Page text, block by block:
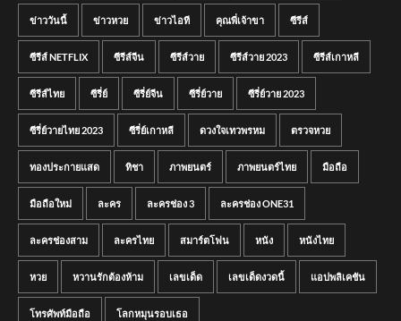
ข่าววันนี้ ข่าวหวย ข่าวไอที คุณพี่เจ้าขา ซีรีส์
ซีรีส์ NETFLIX ซีรีส์จีน ซีรีส์วาย ซีรีส์วาย 2023 ซีรีส์เกาหลี
ซีรีส์ไทย ซีรี่ย์ ซีรี่ย์จีน ซีรี่ย์วาย ซีรี่ย์วาย 2023
ซีรี่ย์วายไทย 2023 ซีรี่ย์เกาหลี ดวงใจเทวพรหม ตรวจหวย
ทองประกายแสด ทิชา ภาพยนตร์ ภาพยนตร์ไทย มือถือ
มือถือใหม่ ละคร ละครช่อง 3 ละครช่อง ONE31
ละครช่องสาม ละครไทย สมาร์ตโฟน หนัง หนังไทย
หวย หวานรักต้องห้าม เลขเด็ด เลขเด็ดงวดนี้ แอปพลิเคชัน
โทรศัพท์มือถือ โลกหมุนรอบเธอ